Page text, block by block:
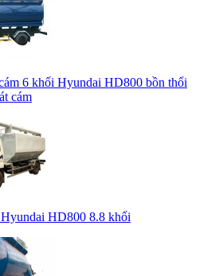
6 khối Hyundai HD800 bồn thổi
cám
HD800 8.8 khối